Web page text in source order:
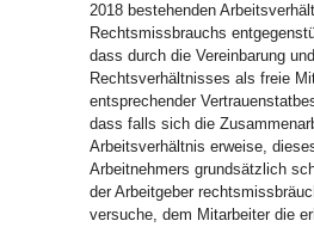
2018 bestehenden
Rechtsmissbrauchs
dass durch die Vereinbarung
Rechtsverhältnisses als freie
entsprechender
dass falls sich die
Arbeitsverhältnis erweise,
Arbeitnehmers grundsätzlich
der Arbeitgeber
versuche, dem Mitarbeiter die